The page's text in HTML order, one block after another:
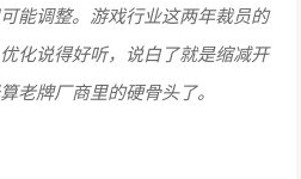
能调整。游戏行业这两年裁员的
化说得好听，说白了就是缩减开
老牌厂商里的硬骨头了。